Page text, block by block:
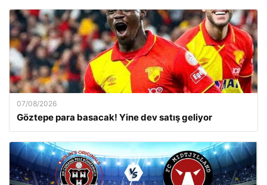
07/08/2026
Göztepe para basacak! Yine dev satış geliyor